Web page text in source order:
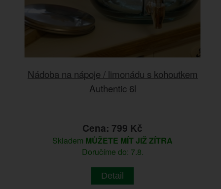
Nádoba na nápoje / limonádu s kohoutkem
Authentic 6l
Cena: 799 Kč
Skladem MŮŽETE MÍT JIŽ ZÍTRA
Doručíme do: 7.8.
Detail